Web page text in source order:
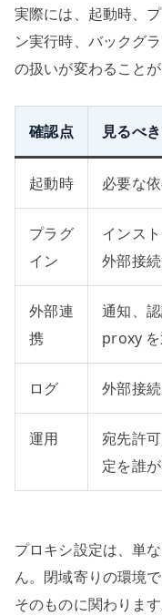
実際には、起動時、
ン実行時、バックグ
の扱いが変わることが
確認点 見るべ
起動時 必要な
プラグ
イン
インス
外部接
外部連
携
通知、
proxy
ログ 外部接
運用
宛先許
定を誰
プロキシ設定は、単
ん。閉域寄りの環境
そのものに関わります